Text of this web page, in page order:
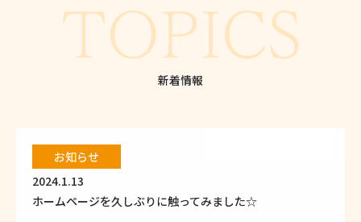
新着情報
お知らせ
2024.1.13
ホームページを久しぶりに触ってみました☆